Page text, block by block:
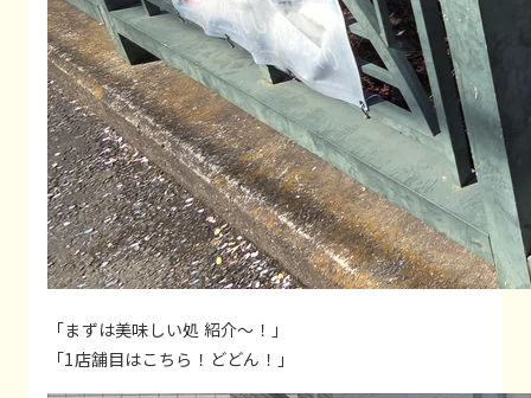
「まずは美味しい処 紹介～！」
「1店舗目はこちら！どどん！」